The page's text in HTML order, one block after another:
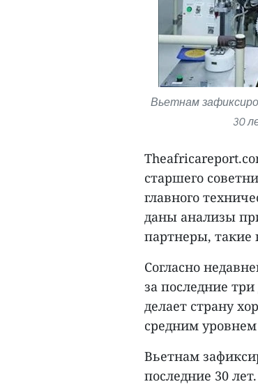
Вьетнам
30
старшего
главного
даны анализы
партнеры, такие
Согласно
за последние
делает страну
средним
Вьетнам
последние 30